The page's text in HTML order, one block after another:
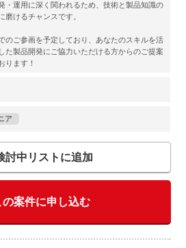
・運用に深く関われるため、技術と製品知識の
磨けるチャンスです。
のご参画を予定しており、あなたのスキルを活
た製品開発にご協力いただける方からのご提案
ります！
ア
討中リストに追加
の案件に申し込む